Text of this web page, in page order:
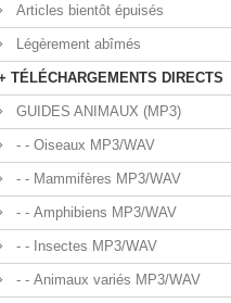
Articles bientôt épuisés
Légèrement abîmés
TÉLÉCHARGEMENTS DIRECTS
GUIDES ANIMAUX (MP3)
- - Oiseaux MP3/WAV
- - Mammifères MP3/WAV
- - Amphibiens MP3/WAV
- - Insectes MP3/WAV
- - Animaux variés MP3/WAV